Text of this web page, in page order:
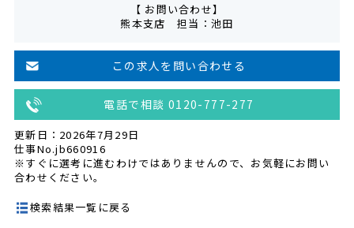
【 お問い合わせ】
熊本支店 担当：池田
この求人を問い合わせる
電話で相談 0120-777-277
更新日：2026年7月29日
仕事No.jb660916
※すぐに選考に進むわけではありませんので、お気軽にお問い
合わせください。
検索結果一覧に戻る